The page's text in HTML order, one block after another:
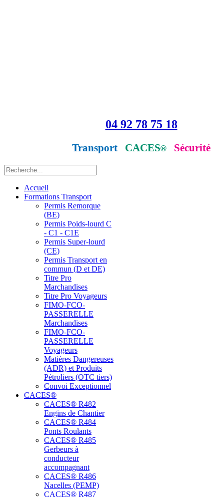
04 92 78 75 18
Transport CACES® Sécurité
Accueil
Formations Transport
Permis Remorque
(BE)
Permis Poids-lourd C
- C1 - C1E
Permis Super-lourd
(CE)
Permis Transport en
commun (D et DE)
Titre Pro
Marchandises
Titre Pro Voyageurs
FIMO-FCO-
PASSERELLE
Marchandises
FIMO-FCO-
PASSERELLE
Voyageurs
Matières Dangereuses
(ADR) et Produits
Pétroliers (OTC tiers)
Convoi Exceptionnel
CACES®
CACES® R482
Engins de Chantier
CACES® R484
Ponts Roulants
CACES® R485
Gerbeurs à
conducteur
accompagnant
CACES® R486
Nacelles (PEMP)
CACES® R487